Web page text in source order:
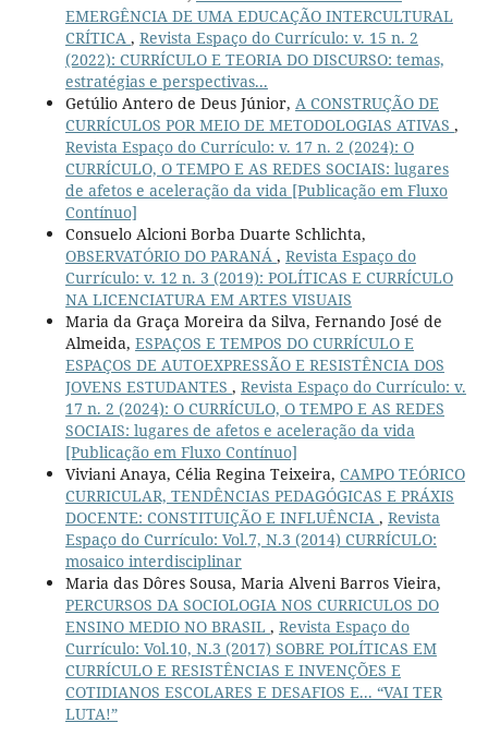
EMERGÊNCIA DE UMA EDUCAÇÃO INTERCULTURAL
CRÍTICA , Revista Espaço do Currículo: v. 15 n. 2
(2022): CURRÍCULO E TEORIA DO DISCURSO: temas,
estratégias e perspectivas...
Getúlio Antero de Deus Júnior, A CONSTRUÇÃO DE
CURRÍCULOS POR MEIO DE METODOLOGIAS ATIVAS ,
Revista Espaço do Currículo: v. 17 n. 2 (2024): O
CURRÍCULO, O TEMPO E AS REDES SOCIAIS: lugares
de afetos e aceleração da vida [Publicação em Fluxo
Contínuo]
Consuelo Alcioni Borba Duarte Schlichta,
OBSERVATÓRIO DO PARANÁ , Revista Espaço do
Currículo: v. 12 n. 3 (2019): POLÍTICAS E CURRÍCULO
NA LICENCIATURA EM ARTES VISUAIS
Maria da Graça Moreira da Silva, Fernando José de
Almeida, ESPAÇOS E TEMPOS DO CURRÍCULO E
ESPAÇOS DE AUTOEXPRESSÃO E RESISTÊNCIA DOS
JOVENS ESTUDANTES , Revista Espaço do Currículo: v.
17 n. 2 (2024): O CURRÍCULO, O TEMPO E AS REDES
SOCIAIS: lugares de afetos e aceleração da vida
[Publicação em Fluxo Contínuo]
Viviani Anaya, Célia Regina Teixeira, CAMPO TEÓRICO
CURRICULAR, TENDÊNCIAS PEDAGÓGICAS E PRÁXIS
DOCENTE: CONSTITUIÇÃO E INFLUÊNCIA , Revista
Espaço do Currículo: Vol.7, N.3 (2014) CURRÍCULO:
mosaico interdisciplinar
Maria das Dôres Sousa, Maria Alveni Barros Vieira,
PERCURSOS DA SOCIOLOGIA NOS CURRICULOS DO
ENSINO MEDIO NO BRASIL , Revista Espaço do
Currículo: Vol.10, N.3 (2017) SOBRE POLÍTICAS EM
CURRÍCULO E RESISTÊNCIAS E INVENÇÕES E
COTIDIANOS ESCOLARES E DESAFIOS E... “VAI TER
LUTA!”